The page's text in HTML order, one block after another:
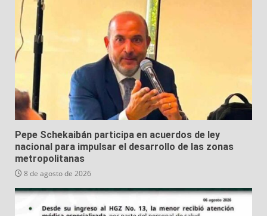
Pepe Schekaibán participa en acuerdos de ley
nacional para impulsar el desarrollo de las zonas
metropolitanas
8 de agosto de 2026